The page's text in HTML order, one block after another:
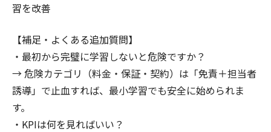
習を改善
【補足・よくある追加質問】
・最初から完璧に学習しないと危険ですか？
→ 危険カテゴリ（料金・保証・契約）は「免責＋担当者
誘導」で止血すれば、最小学習でも安全に始められま
す。
・KPIは何を見ればいい？